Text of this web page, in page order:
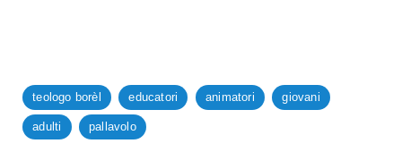
teologo borèl educatori animatori giovani
adulti pallavolo